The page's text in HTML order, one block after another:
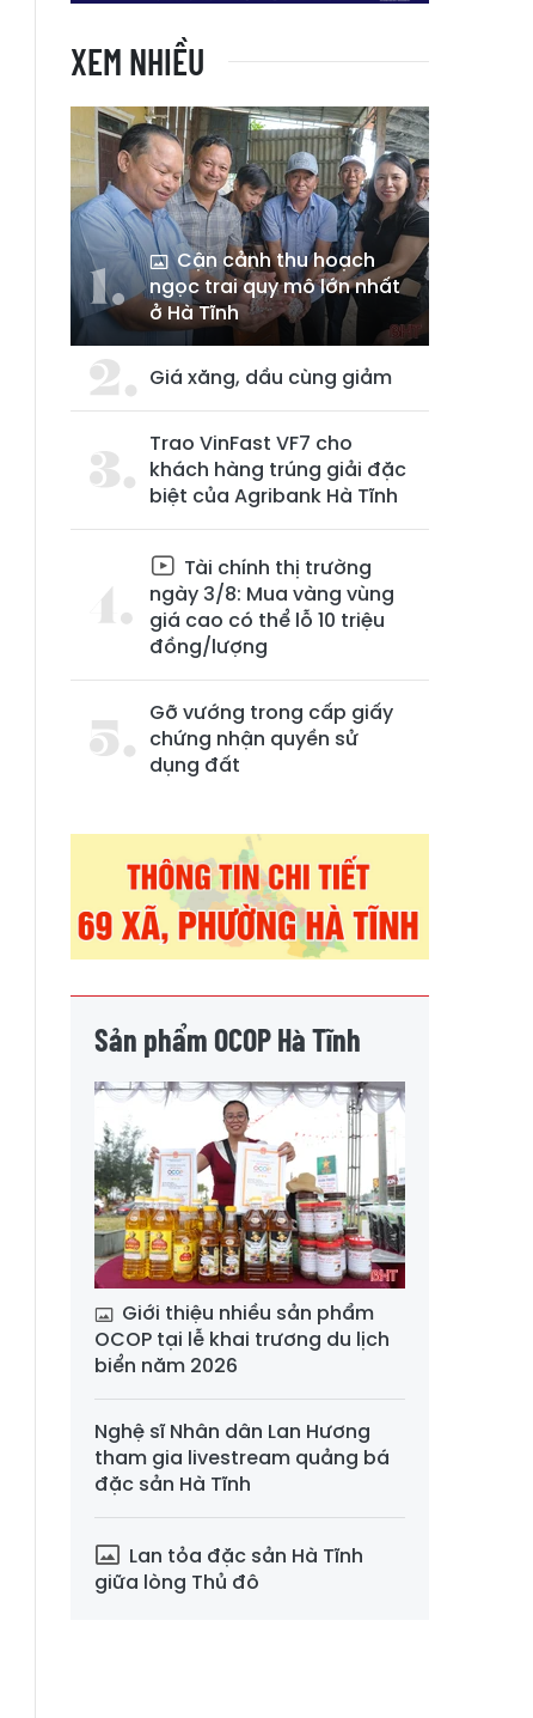
XEM NHIỀU
Cận cảnh thu hoạch
ngọc trai quy mô lớn nhất
ở Hà Tĩnh
Giá xăng, dầu cùng giảm
Trao VinFast VF7 cho
khách hàng trúng giải đặc
biệt của Agribank Hà Tĩnh
Tài chính thị trường
ngày 3/8: Mua vàng vùng
giá cao có thể lỗ 10 triệu
đồng/lượng
Gỡ vướng trong cấp giấy
chứng nhận quyền sử
dụng đất
Sản phẩm OCOP Hà Tĩnh
Giới thiệu nhiều sản phẩm
OCOP tại lễ khai trương du lịch
biển năm 2026
Nghệ sĩ Nhân dân Lan Hương
tham gia livestream quảng bá
đặc sản Hà Tĩnh
Lan tỏa đặc sản Hà Tĩnh
giữa lòng Thủ đô